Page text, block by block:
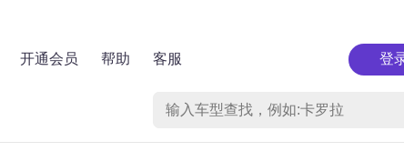
开通会员 帮助 客服 登